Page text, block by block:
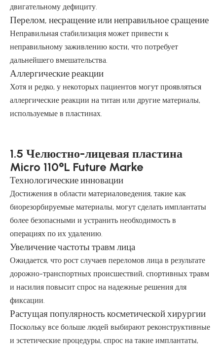
двигательному дефициту.
Перелом, несращение или неправильное сращение
Неправильная стабилизация может привести к
неправильному заживлению кости, что потребует
дальнейшего вмешательства.
Аллергические реакции
Хотя и редко, у некоторых пациентов могут проявляться
аллергические реакции на титан или другие материалы,
используемые в пластинах.
1.5 Челюстно-лицевая пластина
Micro 110°L Future Marke
Технологические инновации
Достижения в области материаловедения, такие как
биорезорбируемые материалы, могут сделать имплантаты
более безопасными и устранить необходимость в
операциях по их удалению.
Увеличение частоты травм лица
Ожидается, что рост случаев переломов лица в результате
дорожно-транспортных происшествий, спортивных травм
и насилия повысит спрос на надежные решения для
фиксации.
Растущая популярность косметической хирургии
Поскольку все больше людей выбирают реконструктивные
и эстетические процедуры, спрос на такие имплантаты,